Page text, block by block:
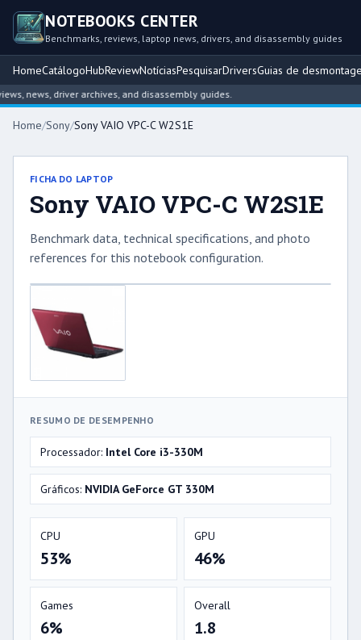
NOTEBOOKS CENTER
Benchmarks, reviews, laptop news, drivers, and disassembly guides
HomeCatálogoHubReviewNotíciasPesquisarDriversGuias de
news, driver archives, and disassembly guides.
Home/Sony/Sony VAIO VPC-C W2S1E
FICHA DO LAPTOP
Sony VAIO VPC-C W2S1E
Benchmark data, technical specifications, and photo
references for this notebook configuration.
RESUMO DE DESEMPENHO
Processador: Intel Core i3-330M
Gráficos: NVIDIA GeForce GT 330M
CPU
53%
GPU
46%
Games
6%
Overall
1.8